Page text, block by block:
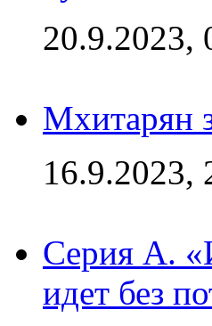
20.9.2023,
Мхитарян
16.9.2023,
Серия А.
идет без